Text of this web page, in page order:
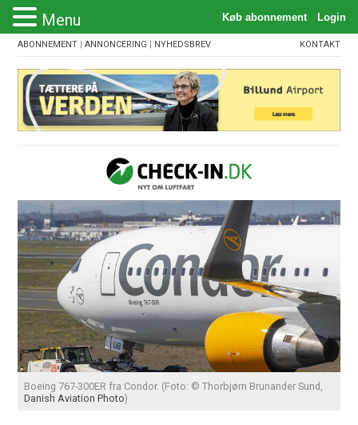
ABONNEMENT |ANNONCERING | NYHEDSBREV KONTAKT
Boeing 767-300ER fra Condor. (Foto: © Thorbjørn Brunander Sund,
Danish Aviation Photo)
Menu